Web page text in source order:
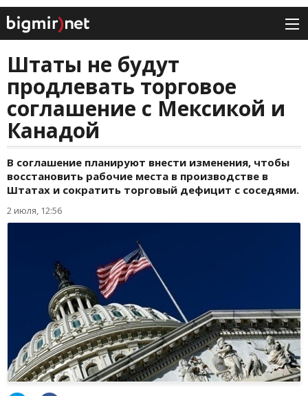
Штаты не будут
продлевать торговое
соглашение с Мексикой и
Канадой
В соглашение планируют внести изменения, чтобы
восстановить рабочие места в производстве в
Штатах и сократить торговый дефицит с соседями.
2 июля, 12:56